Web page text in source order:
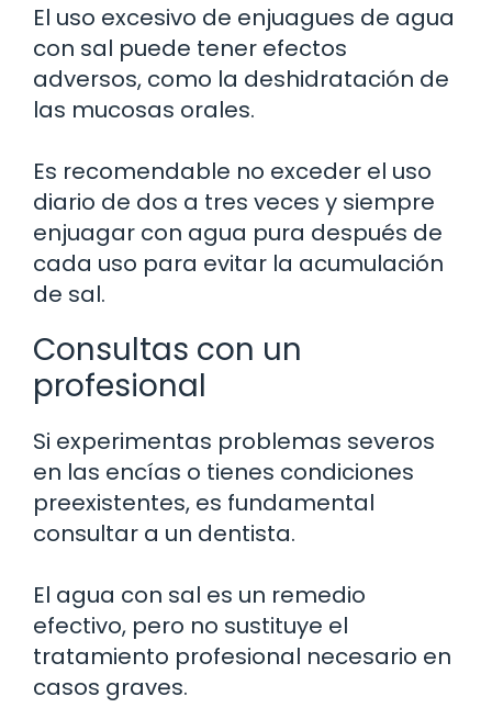
El uso excesivo de enjuagues de agua
con sal puede tener efectos
adversos, como la deshidratación de
las mucosas orales.
Es recomendable no exceder el uso
diario de dos a tres veces y siempre
enjuagar con agua pura después de
cada uso para evitar la acumulación
de sal.
Consultas con un
profesional
Si experimentas problemas severos
en las encías o tienes condiciones
preexistentes, es fundamental
consultar a un dentista.
El agua con sal es un remedio
efectivo, pero no sustituye el
tratamiento profesional necesario en
casos graves.